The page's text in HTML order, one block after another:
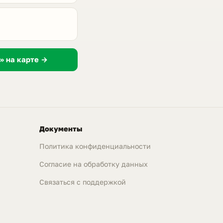
на карте →
Документы
Политика конфиденциальности
Согласие на обработку данных
Связаться с поддержкой